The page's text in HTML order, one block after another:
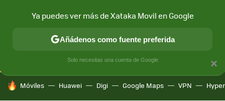
CONECTIVIDAD MÓVIL Y SOCIEDAD APLICACIONES
HOY SE HABLA DE
Móviles Huawei Digi Google Maps VPN
×
Ya puedes ver más de Xataka Movil en Google
Añádenos como fuente preferida
Solo necesitas una cuenta de Google